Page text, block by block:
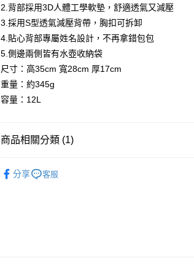
合作金庫商業銀行
第一商業銀行
華南商業銀行
彰化商業銀行
國泰世華商業銀行
兆豐國際商業銀行
臺灣中小企業銀行
匯豐（台灣）商業銀行
聯邦商業銀行
元大商業銀行
台灣樂天信用卡公司
LINE Pay
ATM付款
運送方式
每筆NT$70，滿NT$1,500(含以上)免運費
免運費
2.背部採用3D人體工學軟墊，舒適透氣又減壓
3.採用S型透氣減壓背帶，胸扣可拆卸
4.貼心背部專屬姓名設計，不再拿錯包包
5.側邊兩側皆有水壺收納袋
尺寸：高35cm 寬28cm 厚17cm
重量：約345g
容量：12L
商品相關分類 (1)
分享
客服